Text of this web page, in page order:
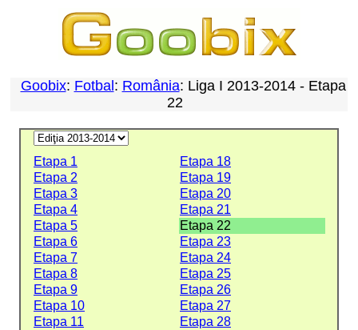
Goobix: Fotbal : România: Liga I 2013-2014 - Etapa
22
Etapa 1
Etapa 18
Etapa 2
Etapa 19
Etapa 3
Etapa 20
Etapa 4
Etapa 21
Etapa 5
Etapa 22
Etapa 6
Etapa 23
Etapa 7
Etapa 24
Etapa 8
Etapa 25
Etapa 9
Etapa 26
Etapa 10
Etapa 27
Etapa 11
Etapa 28